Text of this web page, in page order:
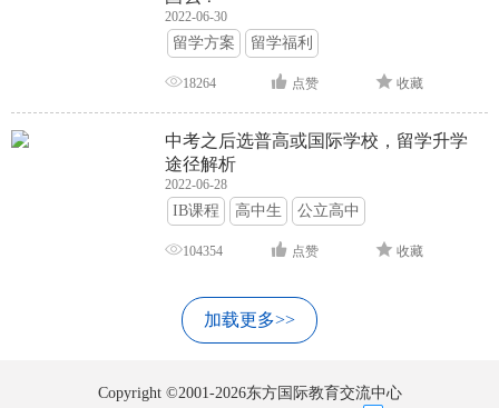
2022-06-30
留学方案 留学福利
18264 点赞 收藏
中考之后选普高或国际学校，留学升学
途径解析
2022-06-28
IB课程 高中生 公立高中
104354 点赞 收藏
加载更多>>
Copyright ©2001-2026东方国际教育交流中心